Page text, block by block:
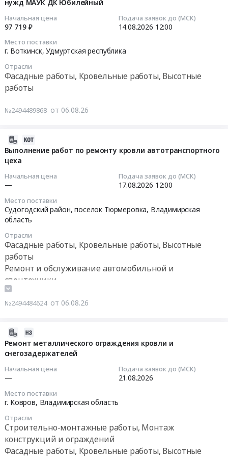
нужд МАУК ДК Юбилейный
Начальная цена
97 719 ₽
Подача заявок до (МСК)
14.08.2026 12:00
Место поставки
г. Воткинск,Удмуртская республика
Отрасли
Фасадные работы, Кровельные работы, Высотные
работы
№2494489868 от 06.08.26
Выполнение работ по ремонту кровли автотранспортного
цеха
Начальная цена
—
Подача заявок до (МСК)
17.08.2026 12:00
Место поставки
Судогодский район, поселок Тюрмеровка, Владимирская
область
Отрасли
Фасадные работы, Кровельные работы, Высотные
работы
Ремонт и обслуживание автомобильной и
спецтехники
№2494484624 от 06.08.26
Ремонт металлического ограждения кровли и
снегозадержателей
Начальная цена
—
Подача заявок до (МСК)
21.08.2026
Место поставки
г. Ковров, Владимирская область
Отрасли
Строительно-монтажные работы, Монтаж
конструкций и ограждений
Фасадные работы, Кровельные работы, Высотные